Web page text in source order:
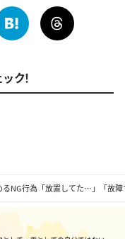
るNG行為「放置してた…」「故
ク！